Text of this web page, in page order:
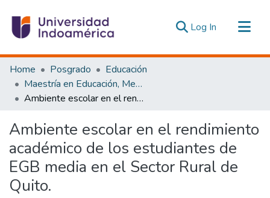
Log In (current)
Communities & Collections
All of DSpace
Statistics
Home Posgrado
Educación
Maestría en Educación, Mención Innovación y Liderazgo Educativo
Ambiente escolar en el rendimiento académico de los estudiantes de EGB media en el Sector Rural de Quito.
Ambiente escolar en el rendimiento
académico de los estudiantes de
EGB media en el Sector Rural de
Quito.